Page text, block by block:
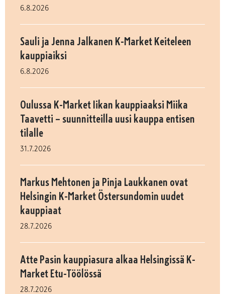
6.8.2026
Sauli ja Jenna Jalkanen K-Market Keiteleen
kauppiaiksi
6.8.2026
Oulussa K-Market Iikan kauppiaaksi Miika
Taavetti – suunnitteilla uusi kauppa entisen
tilalle
31.7.2026
Markus Mehtonen ja Pinja Laukkanen ovat
Helsingin K-Market Östersundomin uudet
kauppiaat
28.7.2026
Atte Pasin kauppiasura alkaa Helsingissä K-
Market Etu-Töölössä
28.7.2026